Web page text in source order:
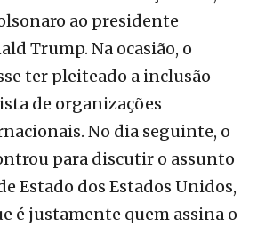
ao presidente
Trump. Na ocasião, o
ter pleiteado a inclusão
de organizações
No dia seguinte, o
para discutir o assunto
Estado dos Estados Unidos,
é justamente quem assina o